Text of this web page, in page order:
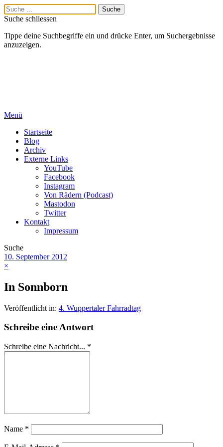
Suche schliessen
Tippe deine Suchbegriffe ein und drücke Enter, um Suchergebnisse
anzuzeigen.
Menü
Startseite
Blog
Archiv
Externe Links
YouTube
Facebook
Instagram
Von Rädern (Podcast)
Mastodon
Twitter
Kontakt
Impressum
Suche
10. September 2012
×
In Sonnborn
Veröffentlicht in: 4. Wuppertaler Fahrradtag
Schreibe eine Antwort
Schreibe eine Nachricht... *
Name *